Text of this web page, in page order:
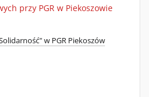
przy PGR w Piekoszowie
w PGR Piekoszów